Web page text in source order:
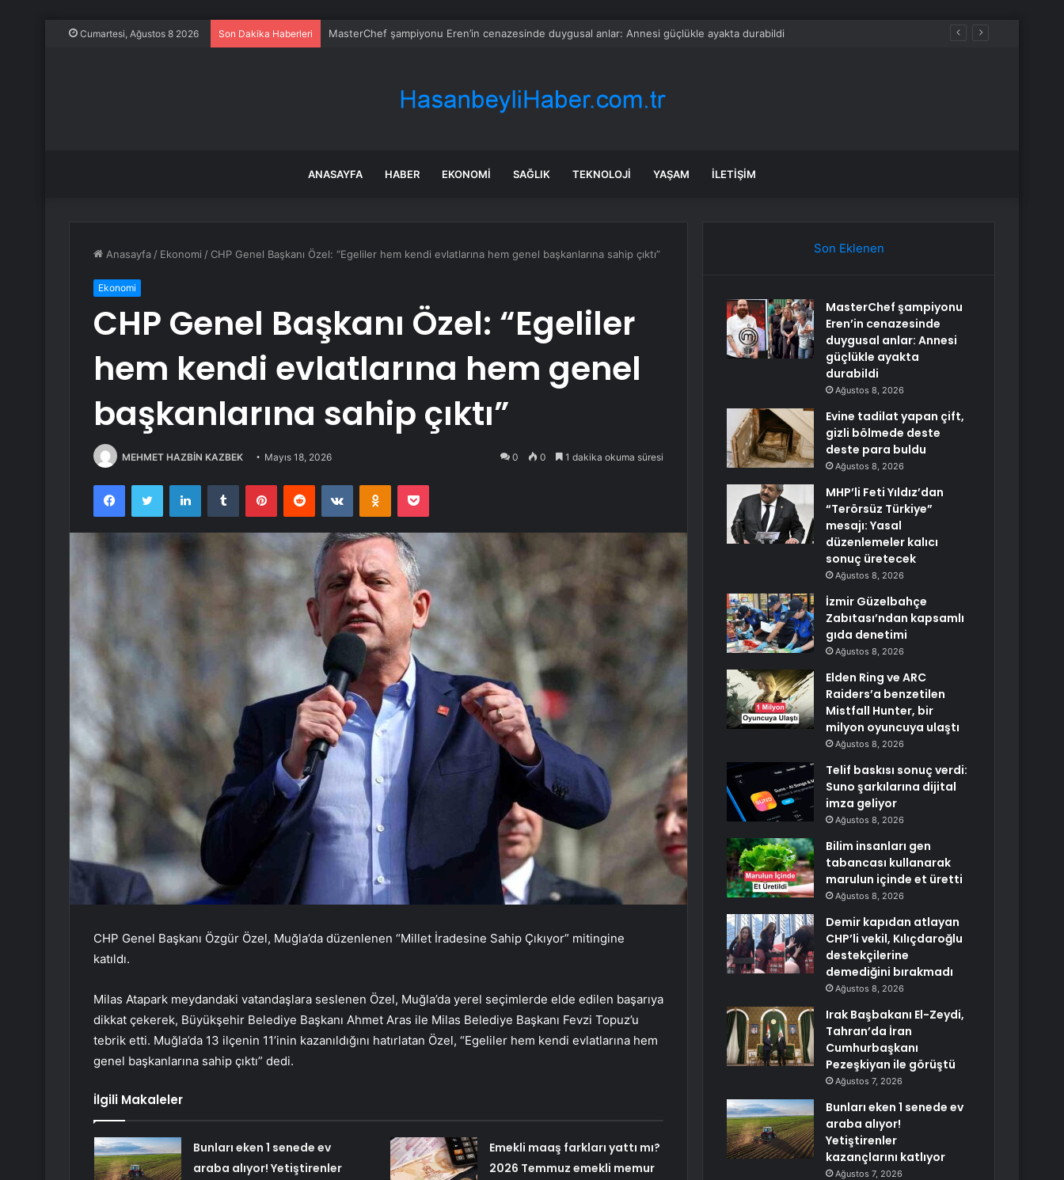
Cumartesi, Ağustos 8 2026 Son Dakika Haberleri Evine tadilat yapan çift, gizli bölmede deste deste para buldu
ANASAYFA HABER EKONOMI SAĞLIK TEKNOLOJI YAŞAM İLETIŞIM
Anasayfa / Ekonomi / CHP Genel Başkanı Özel: “Egeliler hem kendi evlatlarına hem genel başkanlarına sahip çıktı”
Ekonomi
CHP Genel Başkanı Özel: “Egeliler
hem kendi evlatlarına hem genel
başkanlarına sahip çıktı”
MEHMET HAZBİN KAZBEK Mayıs 18, 2026 0 0 1 dakika okuma süresi
FacebookTwitter LinkedInTumblr PinterestReddit VKontakteOdnoklassniki
Pocket
CHP Genel Başkanı Özgür Özel, Muğla’da düzenlenen “Millet İradesine Sahip Çıkıyor” mitingine
katıldı.
Milas Atapark meydandaki vatandaşlara seslenen Özel, Muğla’da yerel seçimlerde elde edilen başarıya
dikkat çekerek, Büyükşehir Belediye Başkanı Ahmet Aras ile Milas Belediye Başkanı Fevzi Topuz’u
tebrik etti. Muğla’da 13 ilçenin 11’inin kazanıldığını hatırlatan Özel, “Egeliler hem kendi evlatlarına hem
genel başkanlarına sahip çıktı” dedi.
İlgili Makaleler
Bunları eken 1 senede ev
araba alıyor! Yetiştirenler
Emekli maaş farkları yattı mı?
2026 Temmuz emekli memur
Son Eklenen
MasterChef şampiyonu
Eren’in cenazesinde
duygusal anlar: Annesi
güçlükle ayakta
durabildi
Ağustos 8, 2026
Evine tadilat yapan çift,
gizli bölmede deste
deste para buldu
Ağustos 8, 2026
MHP’li Feti Yıldız’dan
“Terörsüz Türkiye”
mesajı: Yasal
düzenlemeler kalıcı
sonuç üretecek
Ağustos 8, 2026
İzmir Güzelbahçe
Zabıtası’ndan kapsamlı
gıda denetimi
Ağustos 8, 2026
Elden Ring ve ARC
Raiders’a benzetilen
Mistfall Hunter, bir
milyon oyuncuya ulaştı
Ağustos 8, 2026
Telif baskısı sonuç verdi:
Suno şarkılarına dijital
imza geliyor
Ağustos 8, 2026
Bilim insanları gen
tabancası kullanarak
marulun içinde et üretti
Ağustos 8, 2026
Demir kapıdan atlayan
CHP’li vekil, Kılıçdaroğlu
destekçilerine
demediğini bırakmadı
Ağustos 8, 2026
Irak Başbakanı El-Zeydi,
Tahran’da İran
Cumhurbaşkanı
Pezeşkiyan ile görüştü
Ağustos 7, 2026
Bunları eken 1 senede ev
araba alıyor!
Yetiştirenler
kazançlarını katlıyor
Ağustos 7, 2026